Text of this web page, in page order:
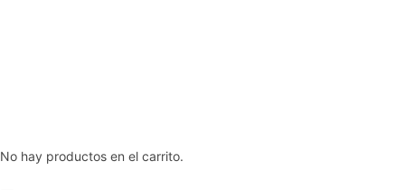
No hay productos en el carrito.